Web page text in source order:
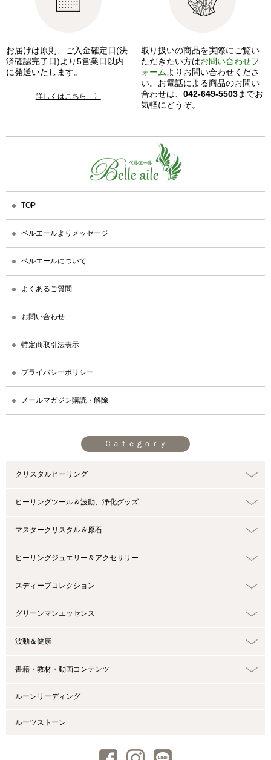
お届けは原則、ご入金確定日(決
済確認完了日)より5営業日以内
に発送いたします。
詳しくはこちら 〉
取り扱いの商品を実際にご覧い
ただきたい方はお問い合わせフ
ォームよりお問い合わせくださ
い。お電話による商品のお問い
合わせは、 042-649-5503までお
気軽にどうぞ。
TOP
ベルエールよりメッセージ
ベルエールについて
よくあるご質問
お問い合わせ
特定商取引法表示
プライバシーポリシー
メールマガジン購読・解除
Ｃａｔｅｇｏｒｙ
クリスタルヒーリング
ヒーリングツール＆波動、浄化グッズ
マスタークリスタル＆原石
ヒーリングジュエリー＆アクセサリー
スディープコレクション
グリーンマンエッセンス
波動＆健康
書籍・教材・動画コンテンツ
ルーンリーディング
ルーツストーン